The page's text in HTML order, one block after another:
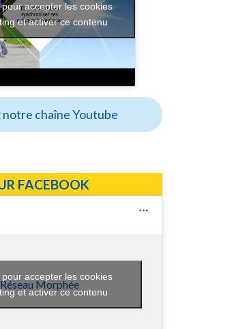
accepter les cookies
et activer ce contenu
notre chaîne Youtube
FACEBOOK
Réseau Morphée
accepter les cookies
et activer ce contenu